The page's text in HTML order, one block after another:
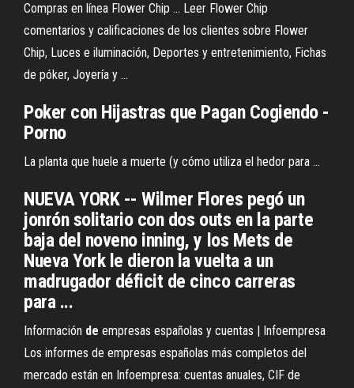
Compras en línea Flower Chip ... Leer Flower Chip
comentarios y calificaciones de los clientes sobre Flower
Chip, Luces e iluminación, Deportes y entretenimiento, Fichas
de póker, Joyería y ...
Poker con Hijastras que Pagan Cogiendo -
Porno
La planta que huele a muerte (y cómo utiliza el hedor para ...
NUEVA YORK -- Wilmer Flores pegó un
jonrón solitario con dos outs en la parte
baja del noveno inning, y los Mets de
Nueva York le dieron la vuelta a un
madrugador déficit de cinco carreras
para ...
Información de empresas españolas y cuentas | Infoempresa
Los informes de empresas españolas más completos del
mercado están en Infoempresa: cuentas anuales, CIF de